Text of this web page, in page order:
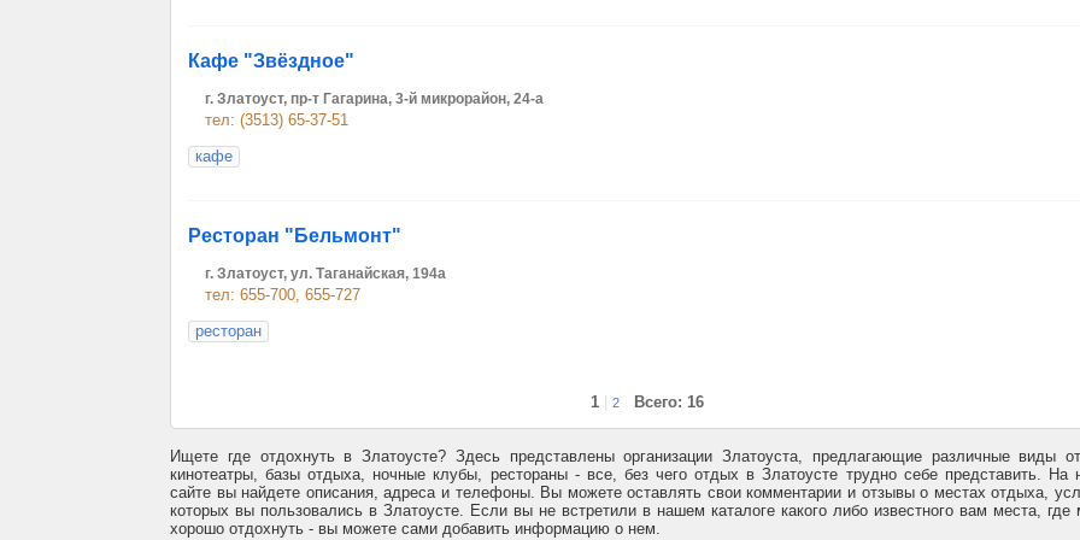
Кафе "Звёздное"
г. Златоуст, пр-т Гагарина, 3-й микрорайон, 24-а
тел: (3513) 65-37-51
кафе
Ресторан "Бельмонт"
г. Златоуст, ул. Таганайская, 194а
тел: 655-700, 655-727
ресторан
1| 2 Всего: 16
Ищете где отдохнуть в Златоусте? Здесь представлены организации Златоуста, предлагающие различные виды
кинотеатры, базы отдыха, ночные клубы, рестораны - все, без чего отдых в Златоусте трудно себе представить. На
сайте вы найдете описания, адреса и телефоны. Вы можете оставлять свои комментарии и отзывы о местах отдыха,
которых вы пользовались в Златоусте. Если вы не встретили в нашем каталоге какого либо известного вам места, где
хорошо отдохнуть - вы можете сами добавить информацию о нем.